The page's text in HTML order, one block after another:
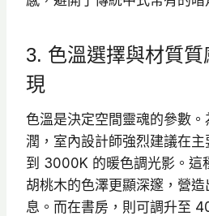
3. 色溫選擇與材質
現
色溫是決定空間靈魂的參數
潤，室內設計師強烈建議在
到 3000K 的暖色調光影。這
胡桃木的色澤更顯深邃，營
息。而在書房，則可調升至